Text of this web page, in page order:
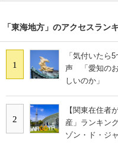
「東海地方」のアクセスラン
1
「気付いたら
声 「愛知のお
しいのか」
2
【関東在住者
産」ランキン
ゾン・ド・ジ